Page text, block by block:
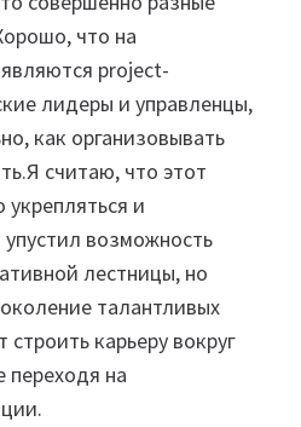
что на
project-
лидеры и управленцы,
как организовывать
считаю, что этот
и
возможность
лестницы, но
талантливых
карьеру вокруг
переходя на